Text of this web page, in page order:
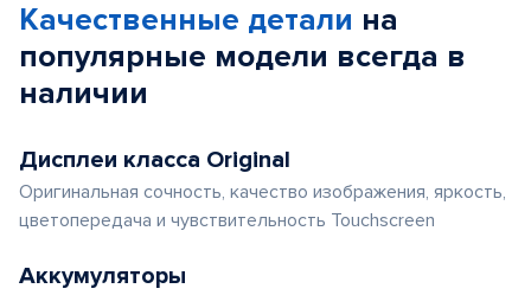
Качественные детали на
популярные модели всегда в
наличии
Дисплеи класса Original
Оригинальная сочность, качество изображения, яркость,
цветопередача и чувствительность Touchscreen
Аккумуляторы